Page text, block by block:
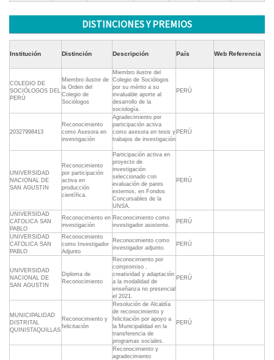
DISTINCIONES Y PREMIOS
Institución Distinción Descripción País Web Referencia
COLEGIO DE
SOCIÓLOGOS DEL
PERÚ
Miembro ilustre de
la Orden del
Colegio de
Sociólogos
Miembro ilustre del
Colegio de Sociólogos
por su mérito a su
invaluable aporte al
desarrollo de la
sociología.
PERÚ
20327998413
Reconocimiento
como Asesora en
investigación
Agradecimiento por
participación activa
como asesora en tesis y
trabajos de investigación
.
PERÚ
UNIVERSIDAD
NACIONAL DE
SAN AGUSTIN
Reconocimiento
por participación
activa en
producción
científica.
Participación activa en
proyecto de
investigación
seleccionado con
evaluación de pares
externos, en Fondos
Concursables de la
UNSA.
PERÚ
UNIVERSIDAD
CATOLICA SAN
PABLO
Reconocimiento en
investigación
Reconocimiento como
investigador asistente.
PERÚ
UNIVERSIDAD
CATOLICA SAN
PABLO
Reconocimiento
como Investigador
Adjunto
Reconocimiento como
investigador adjunto.
PERÚ
UNIVERSIDAD
NACIONAL DE
SAN AGUSTIN
Diploma de
Reconocimiento
Reconocimiento por
compromiso ,
creatividad y adaptación
a la modalidad de
enseñanza no presencial
el 2021.
PERÚ
MUNICIPALIDAD
DISTRITAL
QUINISTAQUILLAS
Reconocimiento y
felicitación
Resolución de Alcaldía
de reconocimiento y
felicitación por apoyo a
la Municipalidad en la
transferencia de
programas sociales.
PERÚ
Reconocimiento y
agradecimiento